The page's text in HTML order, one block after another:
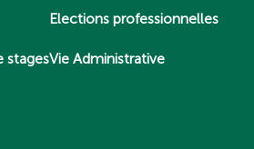
stages
Elections professionnelles
Vie Administrative